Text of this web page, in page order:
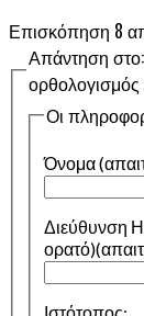
Επισκόπηση 8
Απάντηση
Οι
Όνομα
Διεύθυνση